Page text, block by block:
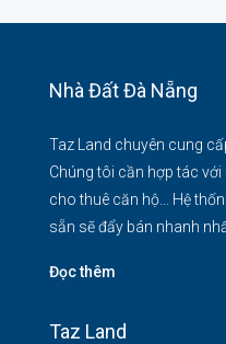
Nhà Đất Đà Nẵng
Taz Land chuyên cung
Chúng tôi cần hợp tác
cho thuê căn hộ... Hệ
sẵn sẽ đẩy bán nhanh
Đọc thêm
Taz Land